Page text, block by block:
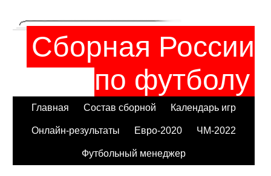
Сборная России
по футболу
Главная Состав сборной Календарь игр
Онлайн-результаты Евро-2020 ЧМ-2022
Футбольный менеджер